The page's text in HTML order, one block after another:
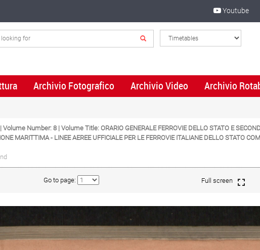
Youtube
Archivio Fotografico Archivio Video Archivio
Volume Number: 8 | Volume Title: ORARIO GENERALE FERROVIE DELLO STATO E
MARITTIMA - LINEE AEREE UFFICIALE PER LE FERROVIE ITALIANE DELLO STATO
Go to page: Full screen